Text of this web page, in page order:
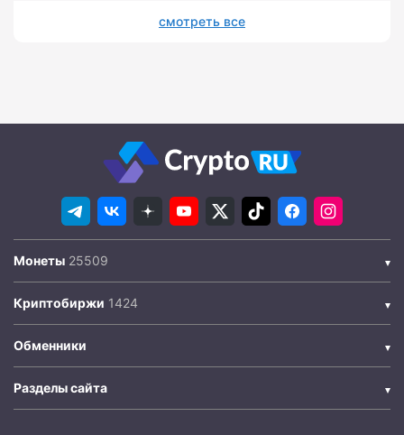
смотреть все
Монеты
Криптобиржи
Обменники
Разделы сайта